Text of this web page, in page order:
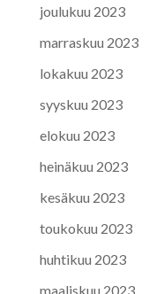
joulukuu 2023
marraskuu 2023
lokakuu 2023
syyskuu 2023
elokuu 2023
heinäkuu 2023
kesäkuu 2023
toukokuu 2023
huhtikuu 2023
maaliskuu 2023